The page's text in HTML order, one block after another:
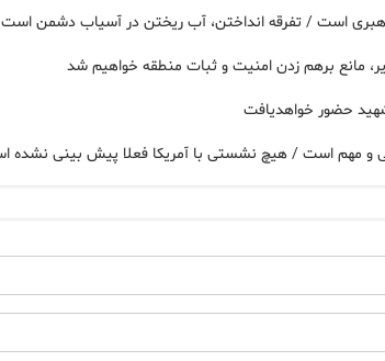
است / تفرقه انداختن، آب ریختن در آسیاب دشمن است
مانع برهم زدن امنیت و ثبات منطقه خواهیم شد
حضور خواهدیافت
و مهم است / هیچ نشستی با آمریکا فعلا پیش بینی نشده